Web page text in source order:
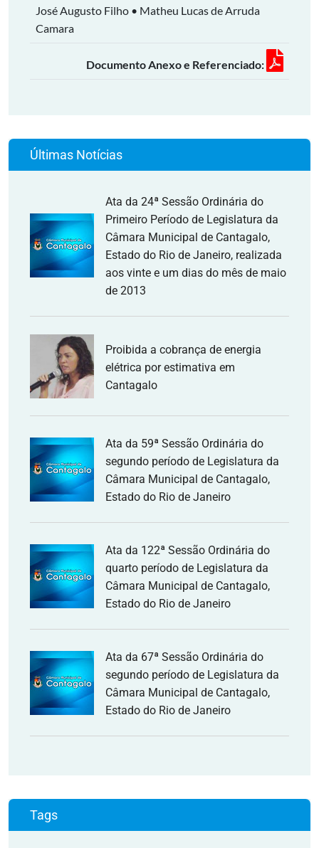
José Augusto Filho • Matheu Lucas de Arruda
Camara
Documento Anexo e Referenciado:
Últimas Notícias
Ata da 24ª Sessão Ordinária do
Primeiro Período de Legislatura da
Câmara Municipal de Cantagalo,
Estado do Rio de Janeiro, realizada
aos vinte e um dias do mês de maio
de 2013
Proibida a cobrança de energia
elétrica por estimativa em
Cantagalo
Ata da 59ª Sessão Ordinária do
segundo período de Legislatura da
Câmara Municipal de Cantagalo,
Estado do Rio de Janeiro
Ata da 122ª Sessão Ordinária do
quarto período de Legislatura da
Câmara Municipal de Cantagalo,
Estado do Rio de Janeiro
Ata da 67ª Sessão Ordinária do
segundo período de Legislatura da
Câmara Municipal de Cantagalo,
Estado do Rio de Janeiro
Tags